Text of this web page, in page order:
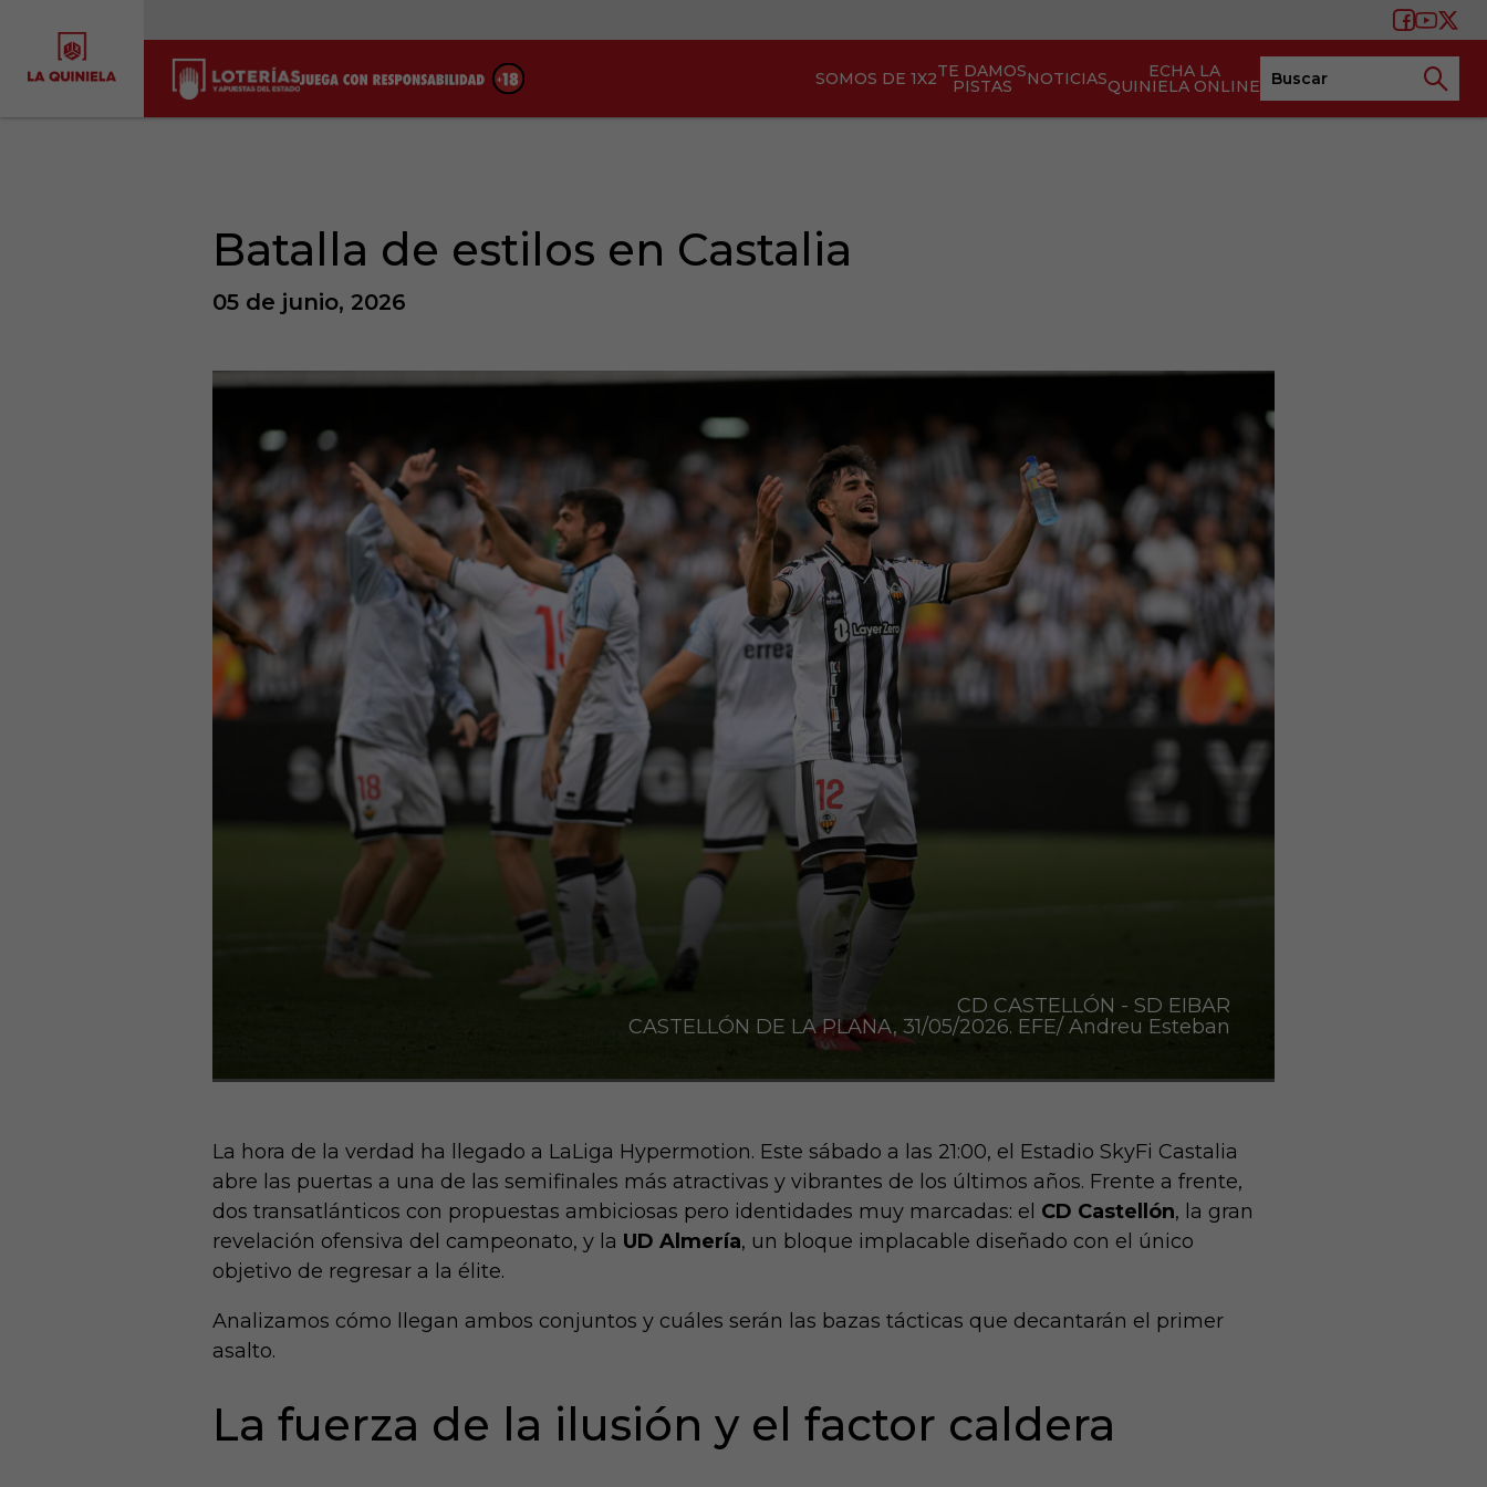
SOMOS DE 1X2TE DAMOS
PISTAS NOTICIAS ECHA LA
QUINIELA ONLINE
Batalla de estilos en Castalia
05 de junio, 2026
CD CASTELLÓN - SD EIBAR
CASTELLÓN DE LA PLANA, 31/05/2026. EFE/ Andreu Esteban
La hora de la verdad ha llegado a LaLiga Hypermotion. Este sábado a las 21:00, el Estadio SkyFi Castalia
abre las puertas a una de las semifinales más atractivas y vibrantes de los últimos años. Frente a frente,
dos transatlánticos con propuestas ambiciosas pero identidades muy marcadas: el CD Castellón, la gran
revelación ofensiva del campeonato, y la UD Almería, un bloque implacable diseñado con el único
objetivo de regresar a la élite.
Analizamos cómo llegan ambos conjuntos y cuáles serán las bazas tácticas que decantarán el primer
asalto.
La fuerza de la ilusión y el factor caldera